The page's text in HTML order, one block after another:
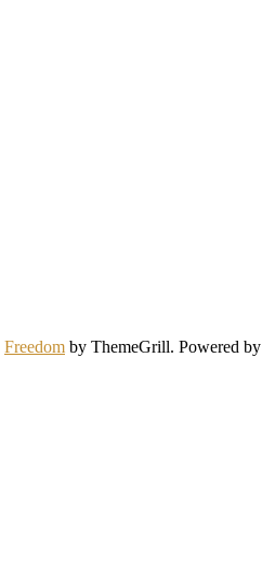
Freedom by ThemeGrill. Powered by